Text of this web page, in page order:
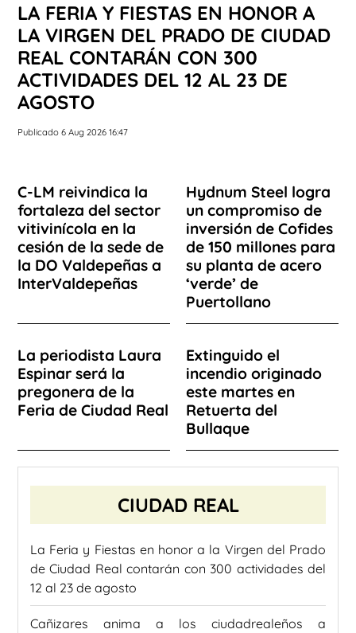
LA FERIA Y FIESTAS EN HONOR A
LA VIRGEN DEL PRADO DE CIUDAD
REAL CONTARÁN CON 300
ACTIVIDADES DEL 12 AL 23 DE
AGOSTO
Publicado 6 Aug 2026 16:47
C-LM reivindica la
fortaleza del sector
vitivinícola en la
cesión de la sede de
la DO Valdepeñas a
InterValdepeñas
Hydnum Steel logra
un compromiso de
inversión de Cofides
de 150 millones para
su planta de acero
‘verde’ de
Puertollano
La periodista Laura
Espinar será la
pregonera de la
Feria de Ciudad Real
Extinguido el
incendio originado
este martes en
Retuerta del
Bullaque
CIUDAD REAL
La Feria y Fiestas en honor a la Virgen del Prado
de Ciudad Real contarán con 300 actividades del
12 al 23 de agosto
Cañizares anima a los ciudadrealeños a